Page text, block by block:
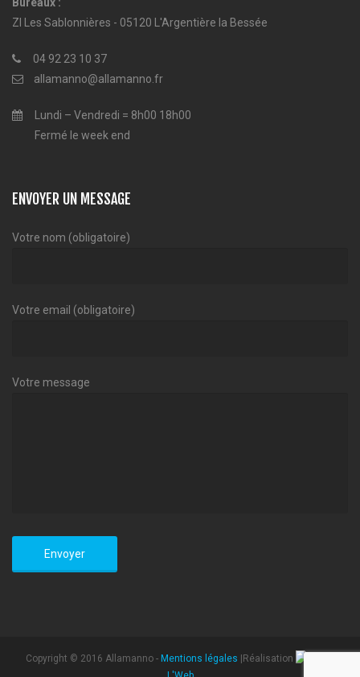
Bureaux :
ZI Les Sablonnières - 05120 L'Argentière la Bessée
04 92 23 10 37
allamanno@allamanno.fr
Lundi – Vendredi = 8h00 18h00
Fermé le week end
ENVOYER UN MESSAGE
Votre nom (obligatoire)
Votre email (obligatoire)
Votre message
Copyright © 2016 Allamanno - Mentions légales |Réalisation